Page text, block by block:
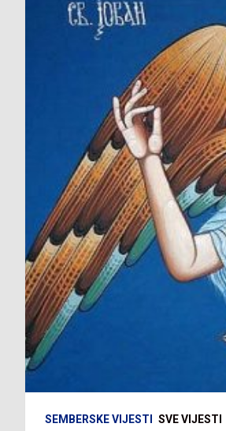
SEMBERSKE VIJESTI SVE VIJESTI